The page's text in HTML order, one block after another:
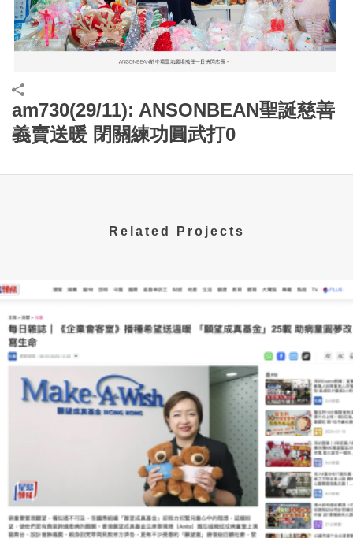
am730(29/11): ANSONBEAN聖誕慈善
義賣送暖 閉關練功圓武打0
Related Projects